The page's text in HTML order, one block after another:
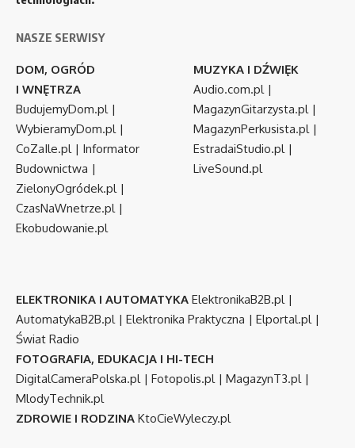
NASZE SERWISY
DOM, OGRÓD
I WNĘTRZA
BudujemyDom.pl|
WybieramyDom.pl|
CoZaIle.pl| Informator
Budownictwa |
ZielonyOgródek.pl|
CzasNaWnetrze.pl|
Ekobudowanie.pl
MUZYKA I DŹWIĘK
Audio.com.pl|
MagazynGitarzysta.pl|
MagazynPerkusista.pl|
EstradaiStudio.pl|
LiveSound.pl
ELEKTRONIKA I AUTOMATYKA ElektronikaB2B.pl|
AutomatykaB2B.pl| Elektronika Praktyczna | Elportal.pl|
Świat Radio
FOTOGRAFIA, EDUKACJA I HI-TECH
DigitalCameraPolska.pl| Fotopolis.pl| MagazynT3.pl|
MlodyTechnik.pl
ZDROWIE I RODZINA KtoCieWyleczy.pl